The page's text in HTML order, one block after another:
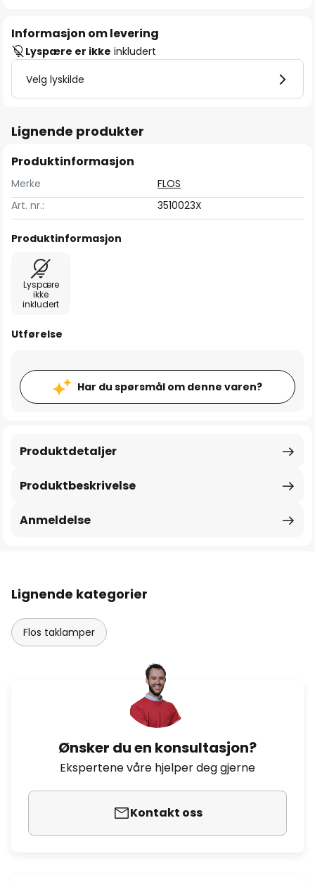
Informasjon om levering
Lyspære er ikke inkludert
Velg lyskilde
Lignende produkter
Produktinformasjon
Merke
FLOS
Art. nr.:
3510023X
Produktinformasjon
Lyspære
ikke
inkludert
Utførelse
Har du spørsmål om denne varen?
Produktbeskrivelse
Produktdetaljer
Anmeldelse
Lignende kategorier
Flos taklamper
Ønsker du en konsultasjon?
Ekspertene våre hjelper deg gjerne
Kontakt oss